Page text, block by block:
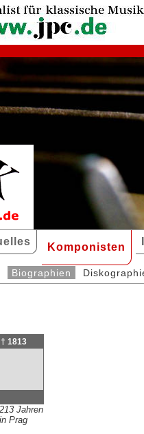
Komponisten
Biographien
† 1813
Jahren
in Prag